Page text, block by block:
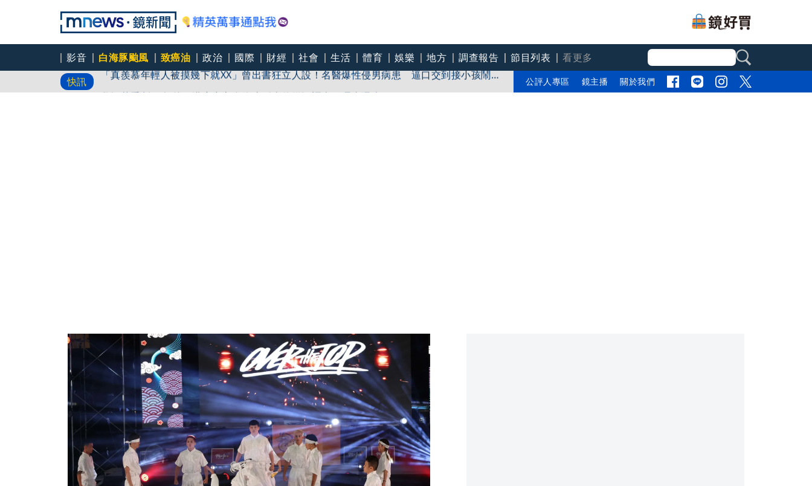
影音 白海豚颱風 致癌油 政治 國際 財經 社會 生活 體育 娛樂 地方 調查報告 節目列表
看更多
快訊
「真羨慕年輕人被摸幾下就XX」曾出書狂立人設！名醫爆性侵男病患 逼口交到接小孩鬧鐘
響才停
黎智英重判20年後！港府突宣布終止《壹傳媒》調查 理由曝光
公評人專區 鏡主播 關於我們